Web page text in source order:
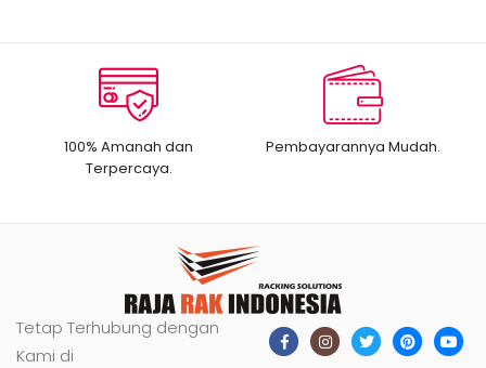
100% Amanah dan
Terpercaya.
Pembayarannya Mudah.
Tetap Terhubung dengan
Kami di